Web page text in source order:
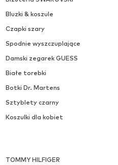
Bluzki & koszule
Czapki szary
Spodnie wyszczuplające
Damski zegarek GUESS
Białe torebki
Botki Dr. Martens
Sztyblety czarny
Koszulki dla kobiet
TOMMY HILFIGER